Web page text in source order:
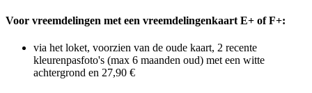
Voor vreemdelingen met een vreemdelingenkaart E+ of F+:
via het loket, voorzien van de oude kaart, 2 recente
kleurenpasfoto's (max 6 maanden oud) met een witte
achtergrond en 27,90 €